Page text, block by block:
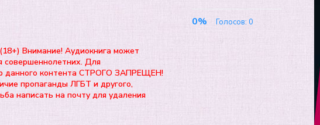
(18+) Внимание! Аудиокнига может
совершеннолетних. Для
данного контента СТРОГО ЗАПРЕЩЕН!
пропаганды ЛГБТ и другого,
написать на почту для удаления
0% Голосов: 0